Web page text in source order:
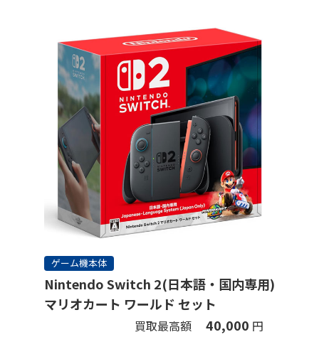
ゲーム機本体
Nintendo Switch 2(日本語・国内専用)
マリオカート ワールド セット
買取最高額 40,000 円